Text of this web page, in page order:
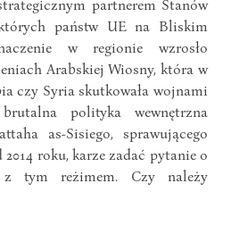
partnerem Stanów
państw UE na Bliskim
w regionie wzrosło
Arabskiej Wiosny, która w
czy Syria skutkowała wojnami
polityka wewnętrzna
as-Sisiego, sprawującego
roku, karze zadać pytanie o
z tym reżimem. Czy należy